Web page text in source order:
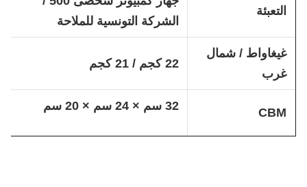
التعبئة
الشركة التونسية للملاحة
غيغاواط / شمال
غرب
22 كجم / 21 كجم
CBM 32 سم × 24 سم × 20 سم